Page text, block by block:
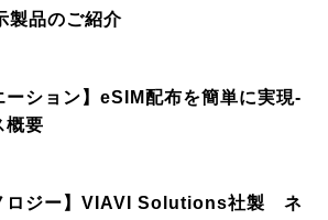
製品のご紹介
ーション】eSIM配布を簡単に実現-
概要
ロジー】VIAVI Solutions社製 ネ